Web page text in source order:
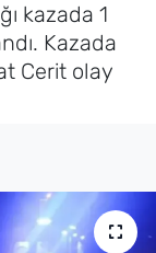
kazada 1
Kazada
Cerit olay